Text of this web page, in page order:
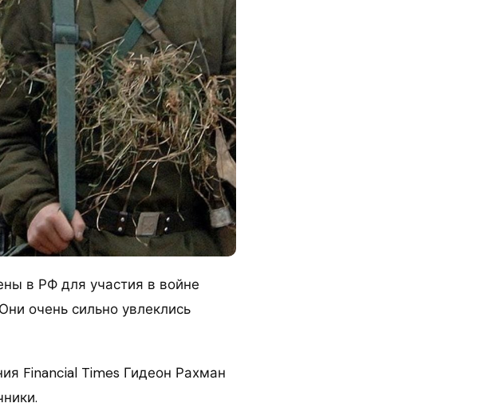
в РФ для участия в войне
очень сильно увлеклись
Financial Times Гидеон Рахман